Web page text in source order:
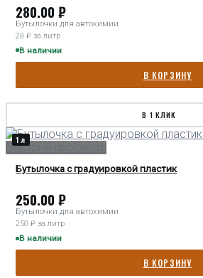
280.00 ₽
Бутылочки для автохимии
28 ₽ за литр
В наличии
В КОРЗИНУ
В 1 КЛИК
1 л
Быстрый просмотр
Бутылочка с градуировкой пластик
250.00 ₽
Бутылочки для автохимии
250 ₽ за литр
В наличии
В КОРЗИНУ